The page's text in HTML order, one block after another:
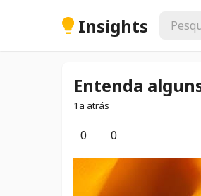
Insights
Entenda
1a atrás
0 0